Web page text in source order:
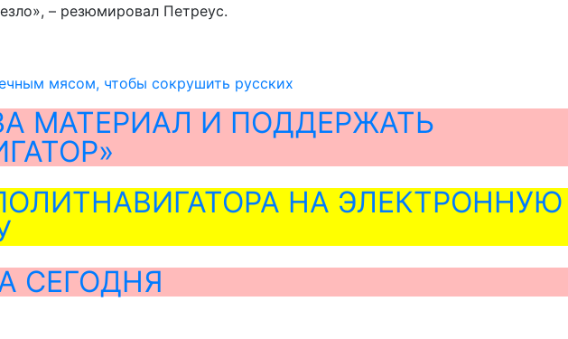
– резюмировал Петреус.
мясом, чтобы сокрушить русских
МАТЕРИАЛ И ПОДДЕРЖАТЬ
НА ЭЛЕКТРОННУЮ
СЕГОДНЯ